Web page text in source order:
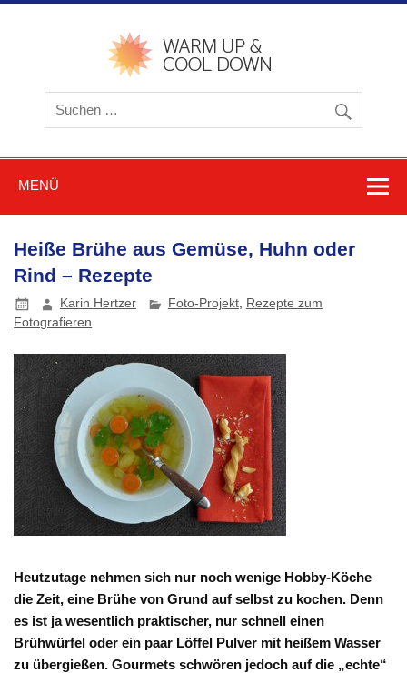
Zum
Blog
und
MENÜ
Heiße Brühe aus Gemüse, Huhn oder
Rind – Rezepte
Karin Hertzer Foto-Projekt, Rezepte zum
Fotografieren
Heutzutage nehmen sich nur noch wenige Hobby-Köche
die Zeit, eine Brühe von Grund auf selbst zu kochen. Denn
es ist ja wesentlich praktischer, nur schnell einen
Brühwürfel oder ein paar Löffel Pulver mit heißem Wasser
zu übergießen. Gourmets schwören jedoch auf die „echte“